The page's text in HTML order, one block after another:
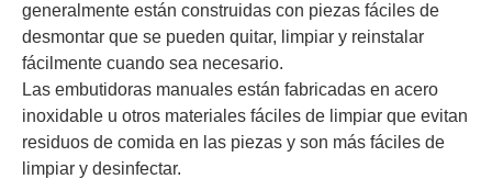
generalmente están construidas con piezas fáciles de
desmontar que se pueden quitar, limpiar y reinstalar
fácilmente cuando sea necesario.
Las embutidoras manuales están fabricadas en acero
inoxidable u otros materiales fáciles de limpiar que evitan
residuos de comida en las piezas y son más fáciles de
limpiar y desinfectar.